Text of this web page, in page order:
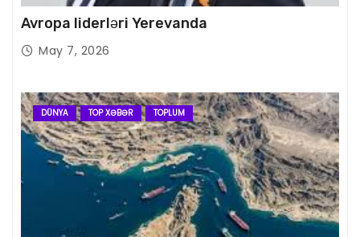
Avropa liderləri Yerevanda
May 7, 2026
DÜNYA TOP XƏBƏR TOPLUM